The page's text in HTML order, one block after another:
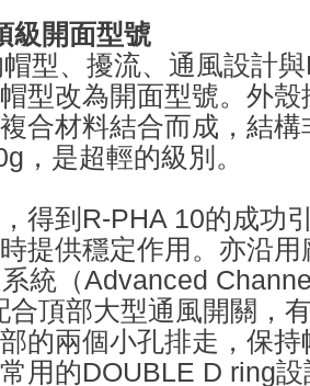
級開面型號
型、擾流、通風設計
型改為開面型號。外
合材料結合而成，結
，是超輕的級別。
得到R-PHA 10的成功
提供穩定作用。亦沿
統（Advanced
合頂部大型通風開關，
的兩個小孔排走，保
用的DOUBLE D ring